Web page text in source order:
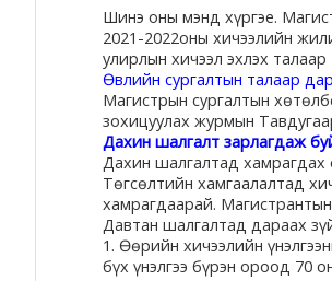
Moodle free support
Moodle
Moodle Docs
Moodle.com
Шинэ оны мэнд хүргэе.
2021-2022оны хичээлийн
улирлын хичээл эхлэх
Өвлийн сургалтын талаар
Магистрын сургалтын
зохицуулах журмын
Дахин шалгалт зарлагдаж
Дахин шалгалтад хамрагдах
Төгсөлтийн хамгаалалтад
хамрагдаарай.
Давтан шалгалтад дараах
1. Өөрийн хичээлийн
бүх үнэлгээ бүрэн ороод 70